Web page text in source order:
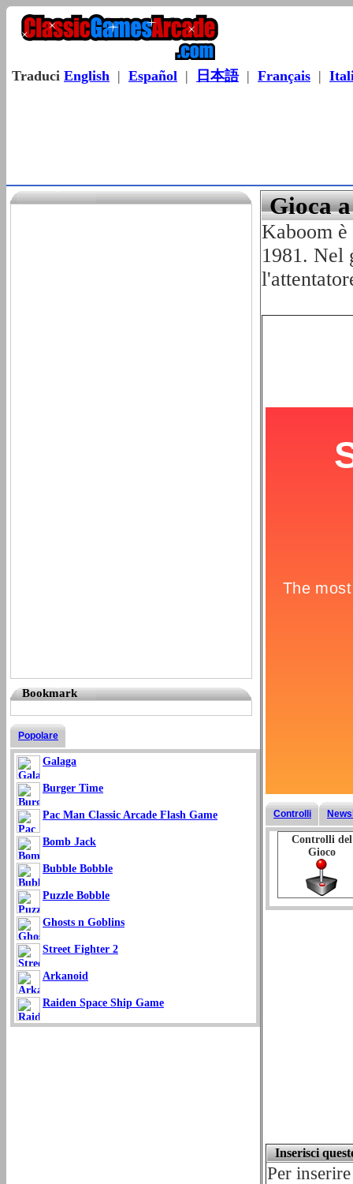
Traduci English | Español | 日本語| Français |
Bookmark
Popolare
Galaga
Burger Time
Pac Man Classic Arcade Flash Game
Bomb Jack
Bubble Bobble
Puzzle Bobble
Ghosts n Goblins
Street Fighter 2
Arkanoid
Raiden Space Ship Game
Gioca
Kaboom
1981. Nel
Controlli
Controlli del
Gioco
Inserisci
Per